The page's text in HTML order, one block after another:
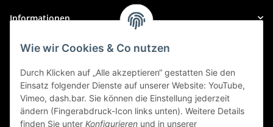
Informationen
Gesetzliche Informationen
Zahlungsarten
Wie wir Cookies & Co nutzen
Durch Klicken auf „Alle akzeptieren“ gestatten Sie den
Einsatz folgender Dienste auf unserer Website: YouTube,
Vimeo, dash.bar. Sie können die Einstellung jederzeit
ändern (Fingerabdruck-Icon links unten). Weitere Details
finden Sie unter Konfigurieren und in unserer